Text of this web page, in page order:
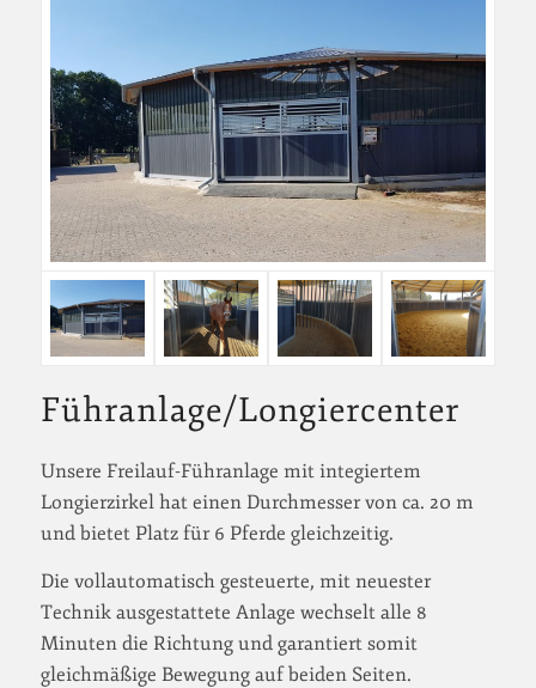
Führanlage/Longiercenter
Unsere Freilauf-Führanlage mit integiertem
Longierzirkel hat einen Durchmesser von ca. 20 m
und bietet Platz für 6 Pferde gleichzeitig.
Die vollautomatisch gesteuerte, mit neuester
Technik ausgestattete Anlage wechselt alle 8
Minuten die Richtung und garantiert somit
gleichmäßige Bewegung auf beiden Seiten.